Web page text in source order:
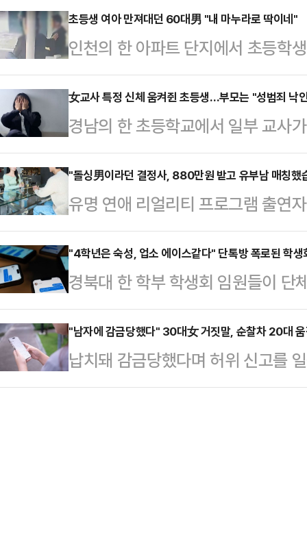
초등생 여아 만져대던 60대男 "내 마누라로 딱이네"
인천의 한 아파트 단지에서 초등학
60대 남성이 경찰에 붙잡혀 조사를
찰청 여성청소년범죄수사대는 성
미만 강제추행 혐의로 A씨를 불구
오후 3시께 인천 남동구의 한 아파
의 어깨와 손목 등 신체를 여러 차
은 아동의 가족 신고로 출동한 경
의 범행 사…
女교사 특정 신체 움켜쥔 초등생…부모는 "성범죄 낙
경남의 한 초등학교에서 일부 교사
고 등으로 정신과 치료를 받거나 퇴
은 지난 6일 경남도교육청 브리핑
내 초등학교 특수학급 남학생 A군
의로 고발하라"고 촉구했다.조합
학교에 입학할 무렵부터 교실에 상
노골적으로 간섭을 해왔다. 결국 A
씨의 잦은 민원으로 거식증을…
"돌싱男이라던 결정사, 880만원 받고 유부남 매칭했
유명 연애 리얼리티 프로그램 출연
으로 의심되는 남성을 여성 회원에
은 업체 측이 환불마저 거부하고
에 따르면 제보자 A씨는 결혼정보
의 의무)와 표시광고법 등을 위반
제기했다.A씨는 지난 3월 880만원
터 '돌싱남'이라고 소개를 받은 남
사회관계망서비스(SNS)…
"4학년은 숙성, 업소 에이스같다" 단톡방 폭로된 학생
경북대 한 학부 학생회 임원들이 단
으로 성희롱성 발언을 한 사실이 드
근 IT대학 한 학부 학생회 임원들과
에서 문제가 발생했다.학생회장 A
생들의 외모와 신체를 평가하거나
"남자에 감금당했다" 30대女 거짓말, 순찰차 20대
납치돼 감금당했다며 허위 신고를
다.12일 울산지법 형사1단독(배온